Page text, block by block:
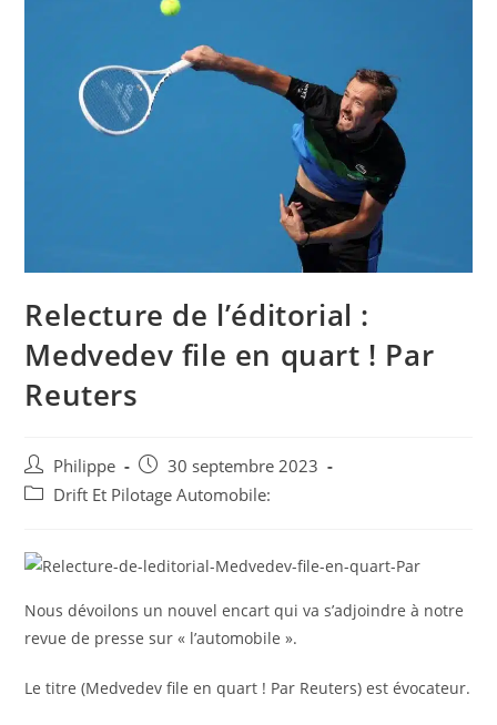
Relecture de l’éditorial :
Medvedev file en quart ! Par
Reuters
Auteur/autrice
de
Philippe
Post
published:
30 septembre 2023
PostDrift Et Pilotage Automobile:
Nous dévoilons un nouvel encart qui va s’adjoindre à notre
revue de presse sur « l’automobile ».
Le titre (Medvedev file en quart ! Par Reuters) est évocateur.